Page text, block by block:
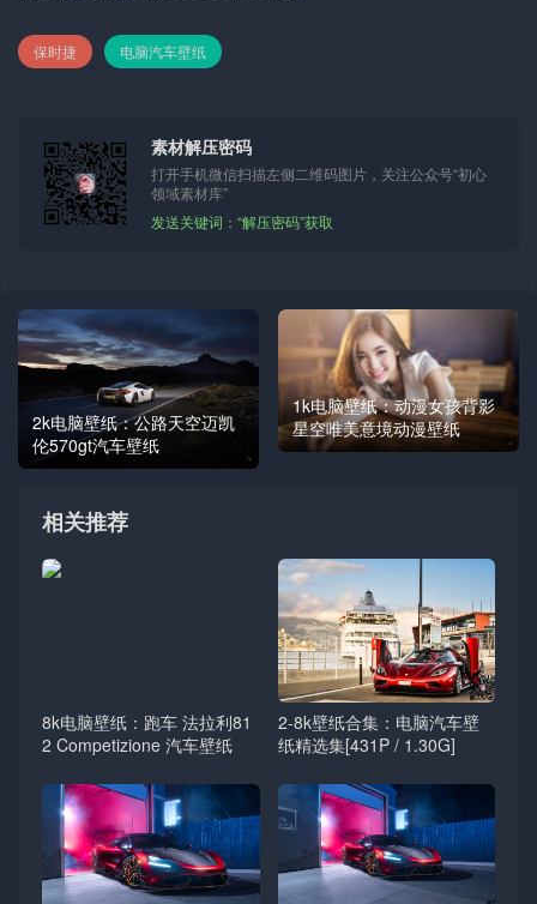
保时捷 电脑汽车壁纸
素材解压密码
打开手机微信扫描左侧二维码图片，关注公众号“初心
领域素材库”
发送关键词：“解压密码”获取
2k电脑壁纸：公路天空迈凯
伦570gt汽车壁纸
1k电脑壁纸：动漫女孩背影
星空唯美意境动漫壁纸
相关推荐
8k电脑壁纸：跑车 法拉利81
2 Competizione 汽车壁纸
2-8k壁纸合集：电脑汽车壁
纸精选集[431P / 1.30G]